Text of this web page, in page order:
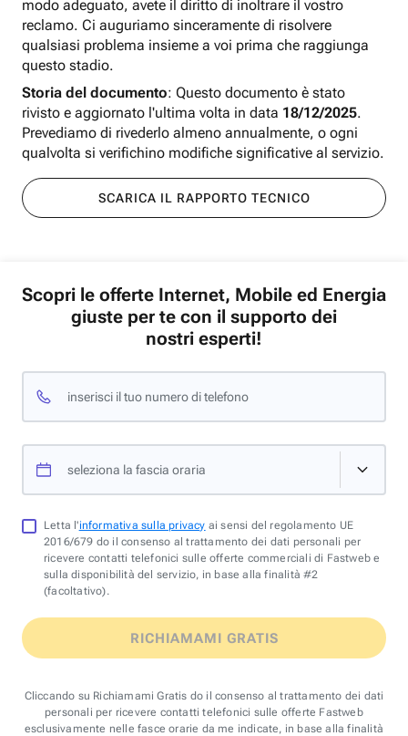
modo adeguato, avete il diritto di inoltrare il vostro
reclamo. Ci auguriamo sinceramente di risolvere
qualsiasi problema insieme a voi prima che raggiunga
questo stadio.
Storia del documento: Questo documento è stato
rivisto e aggiornato l'ultima volta in data 18/12/2025.
Prevediamo di rivederlo almeno annualmente, o ogni
qualvolta si verifichino modifiche significative al servizio.
SCARICA IL RAPPORTO TECNICO
Scopri le offerte Internet, Mobile ed Energia
giuste per te con il supporto dei
nostri esperti!
inserisci il tuo numero di telefono
seleziona la fascia oraria
Letta l'informativa sulla privacy ai sensi del regolamento UE
2016/679 do il consenso al trattamento dei dati personali per
ricevere contatti telefonici sulle offerte commerciali di Fastweb e
sulla disponibilità del servizio, in base alla finalità #2
(facoltativo).
RICHIAMAMI GRATIS
Cliccando su Richiamami Gratis do il consenso al trattamento dei dati
personali per ricevere contatti telefonici sulle offerte Fastweb
esclusivamente nelle fasce orarie da me indicate, in base alla finalità